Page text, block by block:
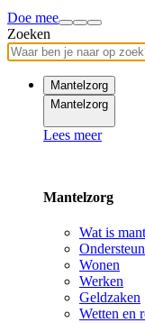
Doe mee
Zoeken
Mantelzorg
Mantelzorg
Lees meer
Mantelzorg
Wat is
Wonen
Werken
Geldzaken
Wetten en